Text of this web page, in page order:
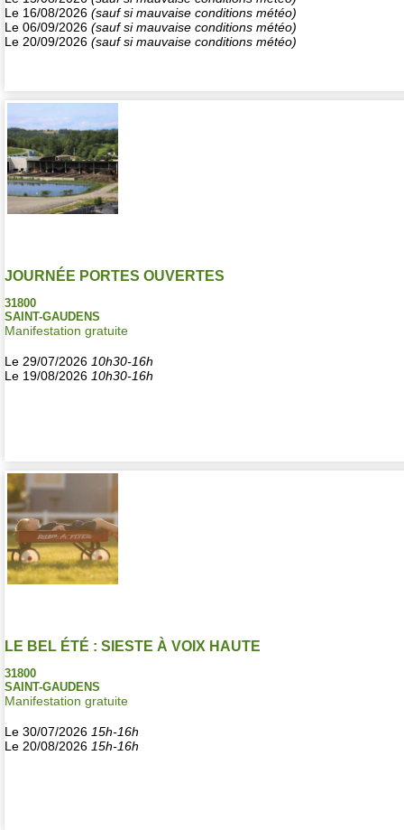
Le 16/08/2026 (sauf si mauvaise conditions météo)
Le 06/09/2026 (sauf si mauvaise conditions météo)
Le 20/09/2026 (sauf si mauvaise conditions météo)
JOURNÉE PORTES OUVERTES
31800
SAINT-GAUDENS
Manifestation gratuite
Le 29/07/2026 10h30-16h
Le 19/08/2026 10h30-16h
LE BEL ÉTÉ : SIESTE À VOIX HAUTE
31800
SAINT-GAUDENS
Manifestation gratuite
Le 30/07/2026 15h-16h
Le 20/08/2026 15h-16h